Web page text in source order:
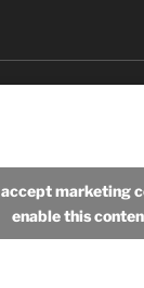
marketing
enable this